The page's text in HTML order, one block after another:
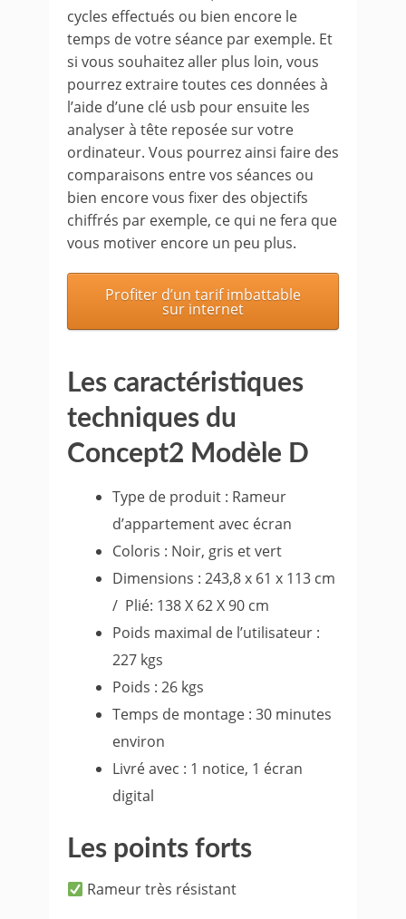
cycles effectués ou bien encore le
temps de votre séance par exemple. Et
si vous souhaitez aller plus loin, vous
pourrez extraire toutes ces données à
l’aide d’une clé usb pour ensuite les
analyser à tête reposée sur votre
ordinateur. Vous pourrez ainsi faire des
comparaisons entre vos séances ou
bien encore vous fixer des objectifs
chiffrés par exemple, ce qui ne fera que
vous motiver encore un peu plus.
Profiter d’un tarif imbattable
sur internet
Les caractéristiques
techniques du
Concept2 Modèle D
Type de produit : Rameur
d’appartement avec écran
Coloris : Noir, gris et vert
Dimensions : 243,8 x 61 x 113 cm
/ Plié: 138 X 62 X 90 cm
Poids maximal de l’utilisateur :
227 kgs
Poids : 26 kgs
Temps de montage : 30 minutes
environ
Livré avec : 1 notice, 1 écran
digital
Les points forts
Rameur très résistant